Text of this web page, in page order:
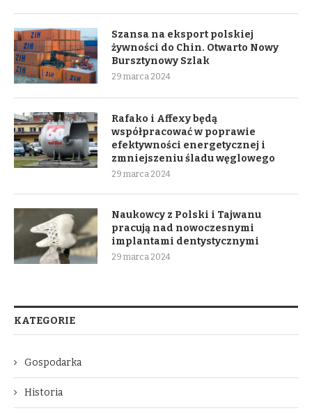
Szansa na eksport polskiej
żywności do Chin. Otwarto Nowy
Bursztynowy Szlak
29 marca 2024
Rafako i Affexy będą
współpracować w poprawie
efektywności energetycznej i
zmniejszeniu śladu węglowego
29 marca 2024
Naukowcy z Polski i Tajwanu
pracują nad nowoczesnymi
implantami dentystycznymi
29 marca 2024
KATEGORIE
Gospodarka
Historia